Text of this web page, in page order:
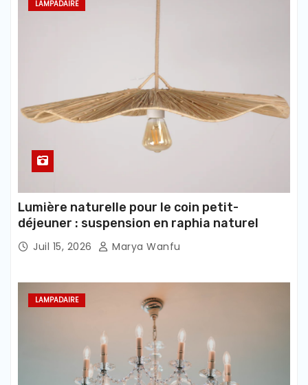
LAMPADAIRE
Lumière naturelle pour le coin petit-
déjeuner : suspension en raphia naturel
Juil 15, 2026 Marya Wanfu
LAMPADAIRE